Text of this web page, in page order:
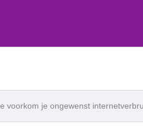
voorkom je ongewenst